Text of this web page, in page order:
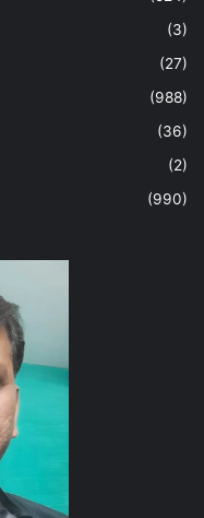
(3)
(27)
(988)
(36)
(2)
(990)